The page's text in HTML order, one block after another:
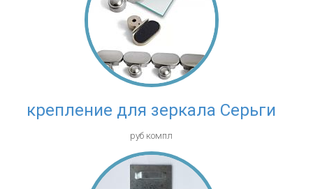
крепление для зеркала Серьги
руб компл